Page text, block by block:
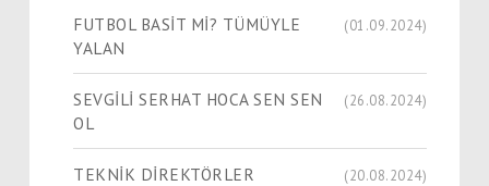
FUTBOL BASİT Mİ? TÜMÜYLE
YALAN
(01.09.2024)
SEVGİLİ SERHAT HOCA SEN SEN
OL
(26.08.2024)
TEKNİK DİREKTÖRLER
(20.08.2024)